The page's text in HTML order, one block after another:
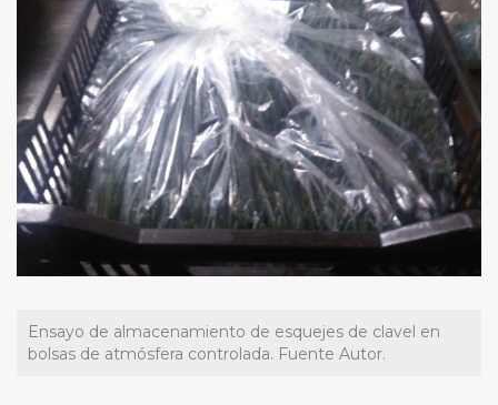
Ensayo de almacenamiento de esquejes de clavel en
bolsas de atmósfera controlada. Fuente Autor.